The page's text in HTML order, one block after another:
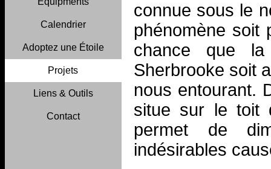
Calendrier
Adoptez une Étoile
Projets
Liens & Outils
Contact
connue sous le
phénomène soit
chance que
Sherbrooke soit
nous entourant.
situe sur le toit
permet de
indésirables